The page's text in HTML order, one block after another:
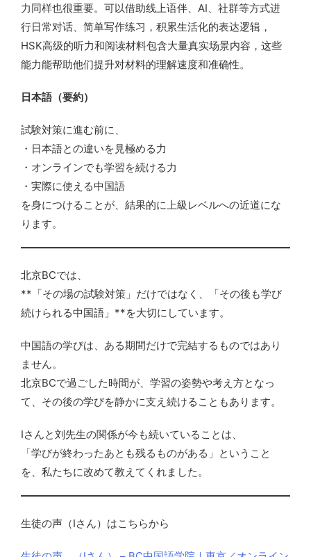
力同样也很重要。可以借助线上语伴、AI、社群等方式进
行日常对话、简单写作练习，积累生活化的表达逻辑，
HSK高级的听力和阅读材料包含大量真实场景内容，这些
能力能帮助他们提升对材料的理解速度和准确性。
日本語（要約）
試験対策に進む前に、
・日本語との違いを見極める力
・オンラインでも学習を続ける力
・実際に使える中国語
を身につけることが、結果的に上級レベルへの近道にな
ります。
北京BCでは、
**「その場の試験対策」だけではなく、「その後も学び
続けられる中国語」**を大切にしています。
中国語の学びは、ある期間だけで完結するものではあり
ません。
北京BCで過ごした時間が、学習の姿勢や考え方となっ
て、その後の学びを静かに支え続けることもあります。
Iさんと刘先生の関係が今も続いていることは、
「学びが終わったあとも残るものがある」ということ
を、私たちに改めて教えてくれました。
生徒の声（Iさん）はこちらから